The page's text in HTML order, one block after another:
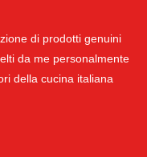
di prodotti genuini
da me personalmente
della cucina italiana